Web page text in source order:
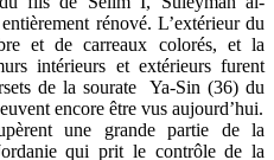
rénové. L’extérieur du
et de carreaux colorés, et la
intérieurs et extérieurs furent
de la sourate Ya-Sin (36) du
encore être vus aujourd’hui.
une grande partie de la
qui prit le contrôle de la